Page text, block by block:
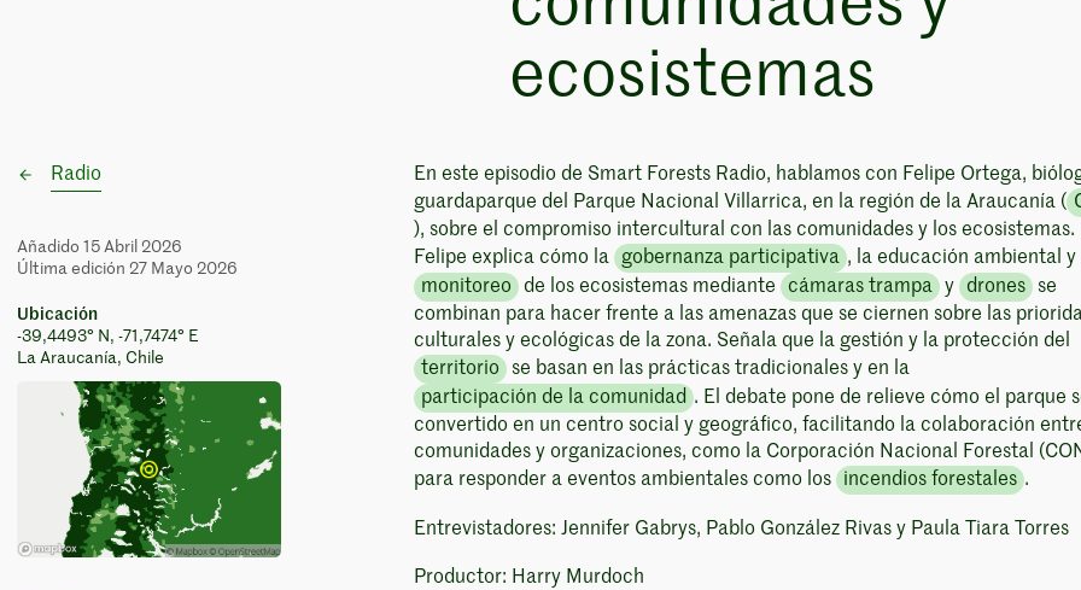
ecosistemas
Radio
Añadido 15 Abril 2026
Última edición 27 Mayo 2026
Ubicación
-39,4493° N, -71,7474° E
La Araucanía, Chile
En este episodio de Smart Forests Radio, hablamos con Felipe Ortega,
guardaparque del Parque Nacional Villarrica, en la región de la Araucanía (
), sobre el compromiso intercultural con las comunidades y los ecosistemas.
Felipe explica cómo la
gobernanza participativa , la educación ambiental y
monitoreo de los ecosistemas mediante cámaras trampa y drones se
combinan para hacer frente a las amenazas que se ciernen sobre las
culturales y ecológicas de la zona. Señala que la gestión y la protección del
territorio se basan en las prácticas tradicionales y en la
participación de la comunidad . El debate pone de relieve cómo el parque
convertido en un centro social y geográfico, facilitando la colaboración
comunidades y organizaciones, como la Corporación Nacional Forestal
para responder a eventos ambientales como los
incendios forestales .
Entrevistadores: Jennifer Gabrys, Pablo González Rivas y Paula Tiara Torres
Productor: Harry Murdoch